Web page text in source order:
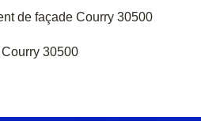
de façade Courry 30500
30500